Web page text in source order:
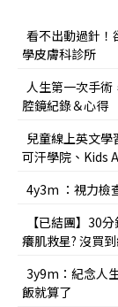
看不出動過針！
學皮膚科診所
人生第一次手術
腔鏡紀錄＆心得
兒童線上英文
可汗學院、Kids
4y3m ：視力檢
【已結團】30
癢肌救星? 沒買
3y9m：紀念人
飯就算了